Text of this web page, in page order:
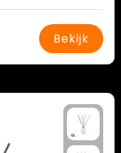
Bekijk